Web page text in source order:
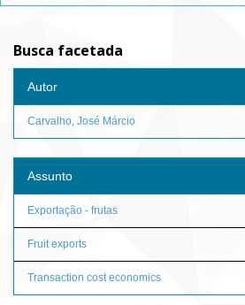
Busca facetada
Autor
Carvalho, José Márcio
Assunto
Exportação - frutas
Fruit exports
Transaction cost economics